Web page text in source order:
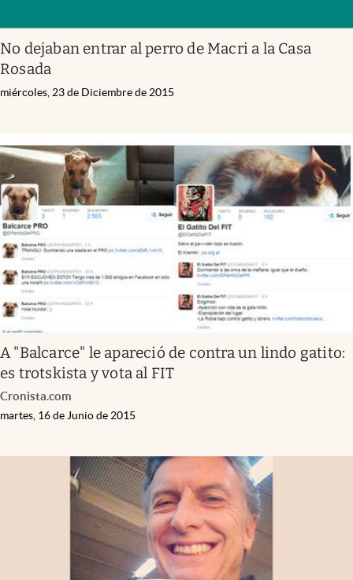
No dejaban entrar al perro de Macri a la Casa
Rosada
miércoles, 23 de Diciembre de 2015
A "Balcarce" le apareció de contra un lindo gatito:
es trotskista y vota al FIT
Cronista.com
martes, 16 de Junio de 2015